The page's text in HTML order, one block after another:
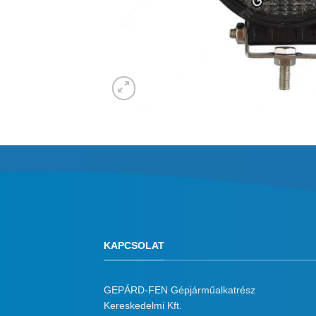
KAPCSOLAT
GEPÁRD-FEN Gépjárműalkatrész
Kereskedelmi Kft.